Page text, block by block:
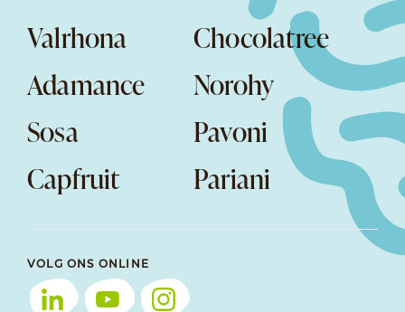
Valrhona
Chocolatree
Adamance
Norohy
Sosa
Pavoni
Capfruit
Pariani
VOLG ONS ONLINE